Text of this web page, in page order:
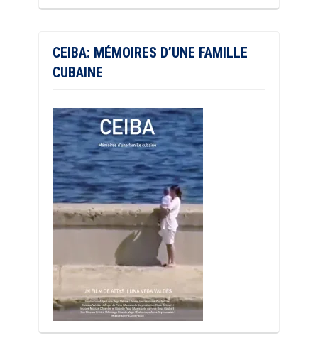
CEIBA: MÉMOIRES D’UNE FAMILLE
CUBAINE